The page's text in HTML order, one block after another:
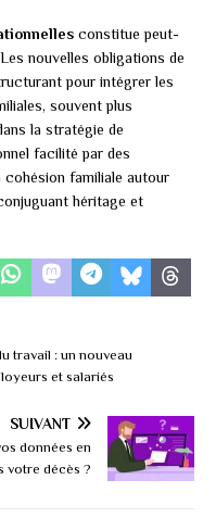
constitue peut-
nouvelles obligations de
pour intégrer les
souvent plus
la stratégie de
facilité par des
familiale autour
héritage et
travail : un nouveau
et salariés
SUIVANT
données en
votre décès ?